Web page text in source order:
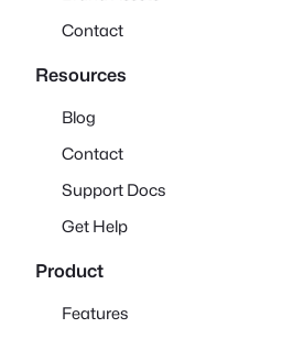
Contact
Resources
Blog
Contact
Support Docs
Get Help
Product
Features